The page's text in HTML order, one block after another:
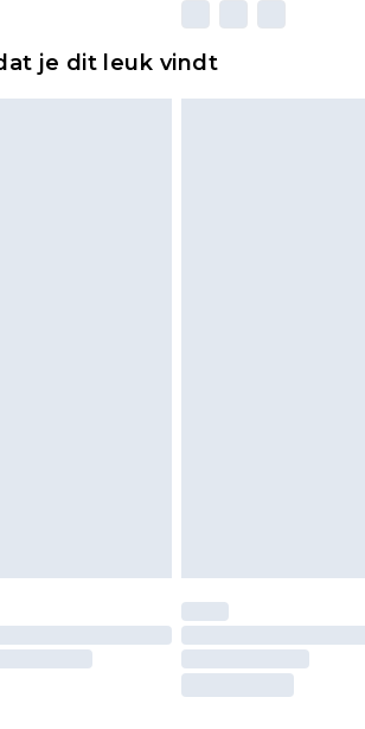
je dit leuk vindt